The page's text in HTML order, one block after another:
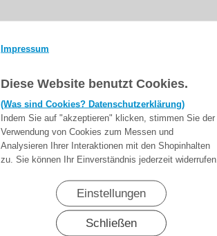
Impressum
Diese Website benutzt Cookies.
(Was sind Cookies? Datenschutzerklärung)
Indem Sie auf "akzeptieren" klicken, stimmen Sie der
Verwendung von Cookies zum Messen und
Analysieren Ihrer Interaktionen mit den Shopinhalten
zu. Sie können Ihr Einverständnis jederzeit widerrufen.
Einstellungen
Schließen